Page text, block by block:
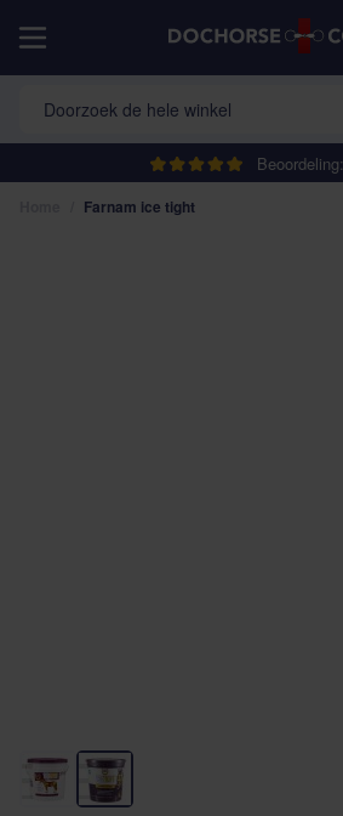
Beoordeling:
Doorzoek de hele winkel
Farnam ice tight